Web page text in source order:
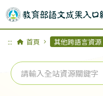
::: 首頁 其他跨語言資源